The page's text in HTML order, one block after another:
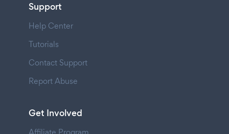
Support
Help Center
Tutorials
Contact Support
Report Abuse
Get Involved